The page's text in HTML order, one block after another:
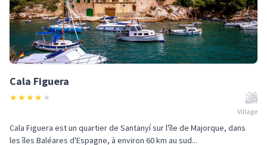
Cala Figuera
★★★★ ★
Village
Cala Figuera est un quartier de Santanyí sur l'île de Majorque, dans
les îles Baléares d'Espagne, à environ 60 km au sud...